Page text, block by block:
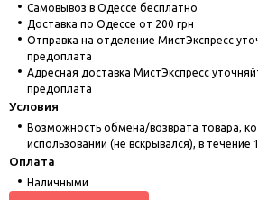
Cамовывоз в Одессе бесплатно
Доставка по Одессе от 200 грн
Отправка на отделение МистЭкспресс
предоплата
Адресная доставка МистЭкспресс
предоплата
Условия
Возможность обмена/возврата товара,
использовании (не вскрывался), в течение
Оплата
Наличными